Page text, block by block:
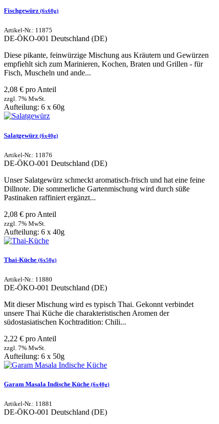
Fischgewürz (6x60g)
Artikel-Nr.: 11875
DE-ÖKO-001 Deutschland (DE)
Diese pikante, feinwürzige Mischung aus Kräutern und Gewürzen
empfiehlt sich zum Marinieren, Kochen, Braten und Grillen - für
Fisch, Muscheln und ande...
2,08 € pro Anteil
zzgl. 7% MwSt.
Aufteilung: 6 x 60g
Salatgewürz (6x40g)
Artikel-Nr.: 11876
DE-ÖKO-001 Deutschland (DE)
Unser Salatgewürz schmeckt aromatisch-frisch und hat eine feine
Dillnote. Die sommerliche Gartenmischung wird durch süße
Pastinaken raffiniert ergänzt...
2,08 € pro Anteil
zzgl. 7% MwSt.
Aufteilung: 6 x 40g
Thai-Küche (6x50g)
Artikel-Nr.: 11880
DE-ÖKO-001 Deutschland (DE)
Mit dieser Mischung wird es typisch Thai. Gekonnt verbindet
unsere Thai Küche die charakteristischen Aromen der
südostasiatischen Kochtradition: Chili...
2,22 € pro Anteil
zzgl. 7% MwSt.
Aufteilung: 6 x 50g
Garam Masala Indische Küche (6x40g)
Artikel-Nr.: 11881
DE-ÖKO-001 Deutschland (DE)